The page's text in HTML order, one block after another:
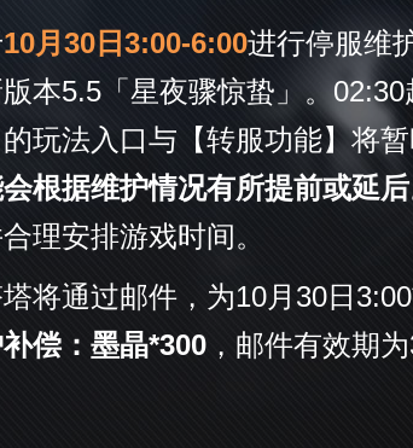
10月30日3:00-6:00进行停服维
本5.5「星夜骤惊蛰」。02:30
的玩法入口与【转服功能】将暂
根据维护情况有所提前或延后
理安排游戏时间。
将通过邮件，为10月30日
偿：墨晶*300 ，邮件有效期